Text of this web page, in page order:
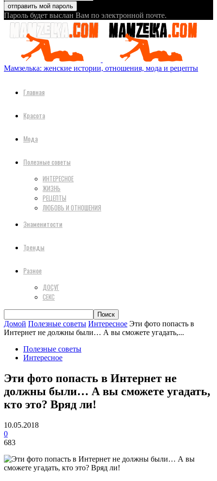
Пароль будет выслан Вам по электронной почте.
Мамзелька: женские истории, отношения, мода и рецепты
Главная
Красота
Мода
Полезные советы
ИНТЕРЕСНОЕ
ЖИЗНЬ
РЕЦЕПТЫ
ЛЮБОВЬ И ОТНОШЕНИЯ
Знаменитости
Тренды
Разное
ДОСУГ
СЕКС
Домой Полезные советы Интересное Эти фото попасть в
Интернет не должны были… А вы сможете угадать,...
Полезные советы
Интересное
Эти фото попасть в Интернет не
должны были… А вы сможете угадать,
кто это? Вряд ли!
10.05.2018
0
683